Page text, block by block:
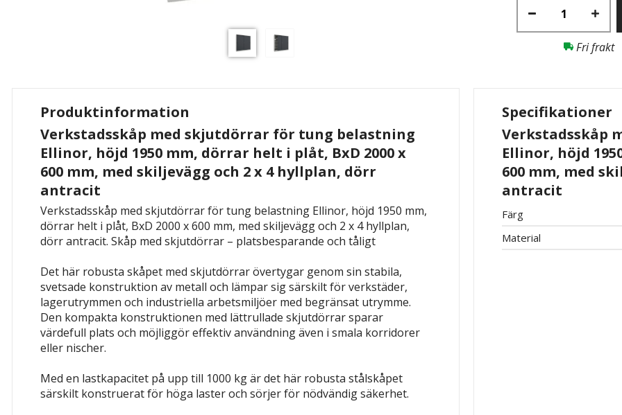
Fri frakt
Produktinformation
Verkstadsskåp med skjutdörrar för tung belastning
Ellinor, höjd 1950 mm, dörrar helt i plåt, BxD 2000 x
600 mm, med skiljevägg och 2 x 4 hyllplan, dörr
antracit
Verkstadsskåp med skjutdörrar för tung belastning Ellinor, höjd 1950 mm,
dörrar helt i plåt, BxD 2000 x 600 mm, med skiljevägg och 2 x 4 hyllplan,
dörr antracit. Skåp med skjutdörrar – platsbesparande och tåligt
Det här robusta skåpet med skjutdörrar övertygar genom sin stabila,
svetsade konstruktion av metall och lämpar sig särskilt för verkstäder,
lagerutrymmen och industriella arbetsmiljöer med begränsat utrymme.
Den kompakta konstruktionen med lättrullade skjutdörrar sparar
värdefull plats och möjliggör effektiv användning även i smala korridorer
eller nischer.
Med en lastkapacitet på upp till 1000 kg är det här robusta stålskåpet
särskilt konstruerat för höga laster och sörjer för nödvändig säkerhet.
Specifikationer
Verkstadsskåp
Ellinor, höjd
600 mm, med
antracit
Färg
Material